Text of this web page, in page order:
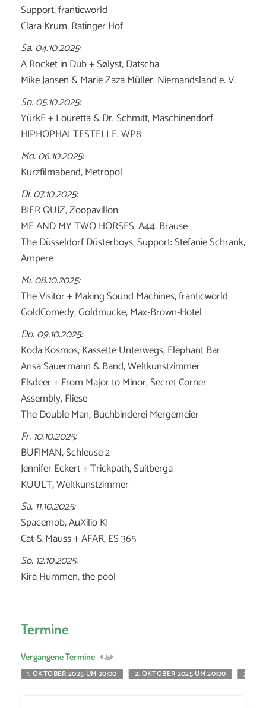
Support, franticworld
Clara Krum, Ratinger Hof
Sa. 04.10.2025:
A Rocket in Dub + Sølyst, Datscha
Mike Jansen & Marie Zaza Müller, Niemandsland e. V.
So. 05.10.2025:
YürkE + Louretta & Dr. Schmitt, Maschinendorf
HIPHOPHALTESTELLE, WP8
Mo. 06.10.2025:
Kurzfilmabend, Metropol
Di. 07.10.2025:
BIER QUIZ, Zoopavillon
ME AND MY TWO HORSES, A44, Brause
The Düsseldorf Düsterboys, Support: Stefanie Schrank,
Ampere
Mi. 08.10.2025:
The Visitor + Making Sound Machines, franticworld
GoldComedy, Goldmucke, Max-Brown-Hotel
Do. 09.10.2025:
Koda Kosmos, Kassette Unterwegs, Elephant Bar
Ansa Sauermann & Band, Weltkunstzimmer
Elsdeer + From Major to Minor, Secret Corner
Assembly, Fliese
The Double Man, Buchbinderei Mergemeier
Fr. 10.10.2025:
BUFIMAN, Schleuse 2
Jennifer Eckert + Trickpath, Suitberga
KUULT, Weltkunstzimmer
Sa. 11.10.2025:
Spacemob, AuXilio KI
Cat & Mauss + AFAR, ES 365
So. 12.10.2025:
Kira Hummen, the pool
Termine
Vergangene Termine
1. OKTOBER 2025 UM 20:00
2. OKTOBER 2025 UM 20:00 3.